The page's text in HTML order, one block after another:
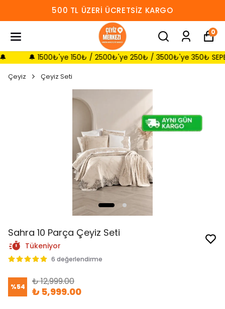
500 TL ÜZERI ÜCRETSIZ KARGO
0
🔔 1500₺'ye 150₺ / 2500₺'ye 250₺ / 3500₺'ye 350₺ SEPETTE
Çeyiz Çeyiz Seti
Sahra 10 Parça Çeyiz Seti
Tükeniyor
6 değerlendirme
%54 ₺ 12,999.00
₺ 5,999.00